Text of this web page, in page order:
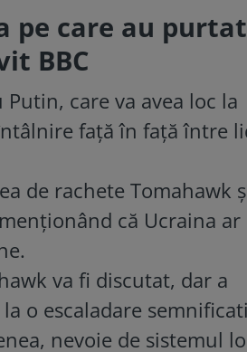
pe care au
BBC
care va avea loc la
față în față între
de rachete Tomahawk
că Ucraina ar
va fi discutat, dar a
o escaladare
nevoie de sistemul